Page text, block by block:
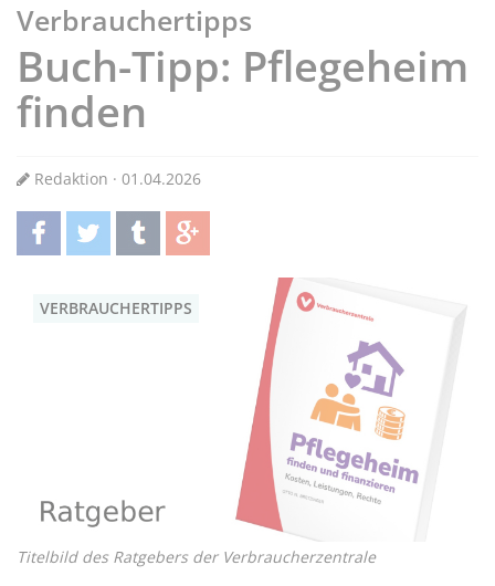
Verbrauchertipps
Buch-Tipp: Pflegeheim
finden
Redaktion · 01.04.2026
VERBRAUCHERTIPPS
Titelbild des Ratgebers der Verbraucherzentrale